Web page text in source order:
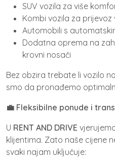
SUV vozila za više
Kombi vozila za
Automobili s
Dodatna oprema na
krovni nosači
Bez obzira trebate li vozilo
smo da pronađemo
💼 Fleksibilne ponude i
U RENT AND DRIVE
klijentima. Zato naše cijene
svaki najam uključuje: